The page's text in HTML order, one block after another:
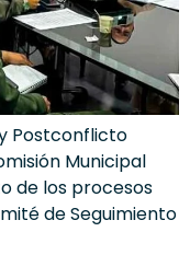
Postconflicto
Municipal
de los procesos
de Seguimiento